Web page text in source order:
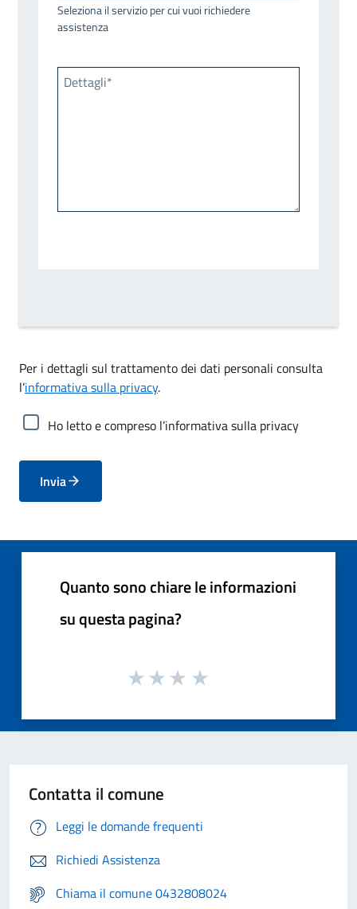
Seleziona il servizio per cui vuoi richiedere
assistenza
Dettagli*
Per i dettagli sul trattamento dei dati personali consulta
l’informativa sulla privacy.
Ho letto e compreso l’informativa sulla privacy
Invia
Quanto sono chiare le informazioni
su questa pagina?
Contatta il comune
Leggi le domande frequenti
Richiedi Assistenza
Chiama il comune 0432808024